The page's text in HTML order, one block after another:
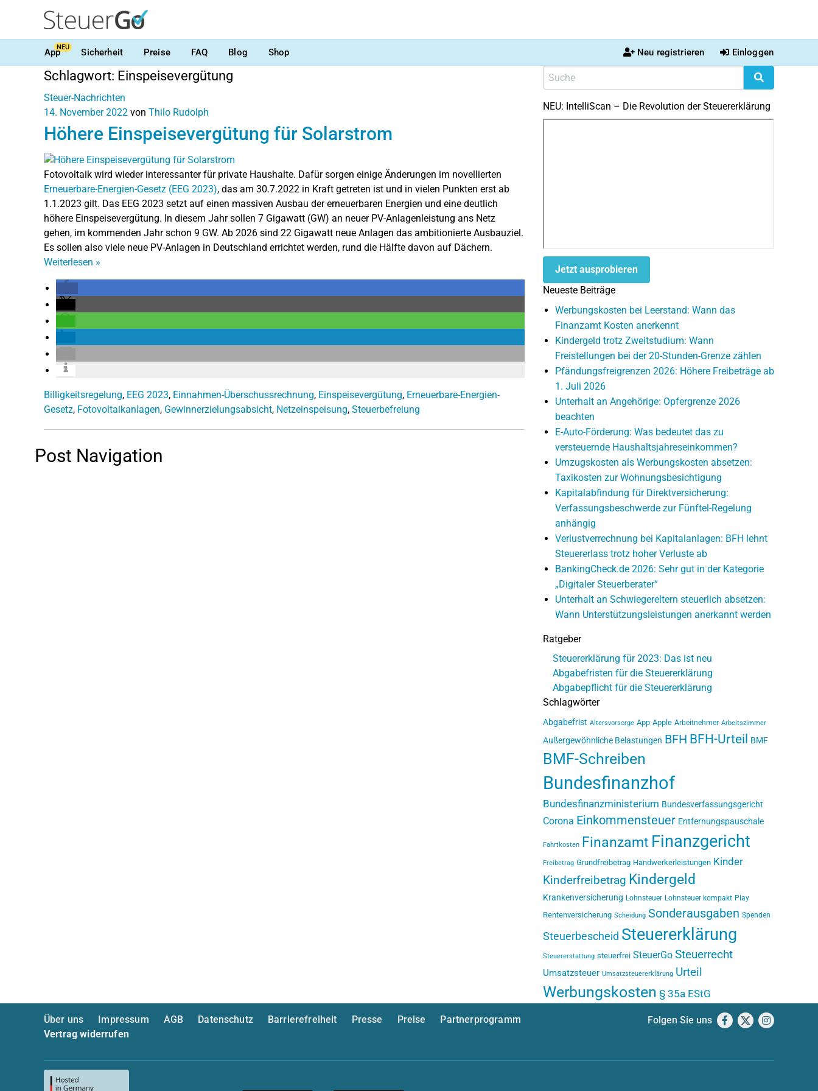
AppNEU Sicherheit Preise FAQ Blog Shop Neu registrieren Einloggen
Schlagwort: Einspeisevergütung
Steuer-Nachrichten
14. November 2022 von Thilo Rudolph
Höhere Einspeisevergütung für Solarstrom
Fotovoltaik wird wieder interessanter für private Haushalte. Dafür sorgen einige Änderungen im novellierten
Erneuerbare-Energien-Gesetz (EEG 2023), das am 30.7.2022 in Kraft getreten ist und in vielen Punkten erst ab
1.1.2023 gilt. Das EEG 2023 setzt auf einen massiven Ausbau der erneuerbaren Energien und eine deutlich
höhere Einspeisevergütung. In diesem Jahr sollen 7 Gigawatt (GW) an neuer PV-Anlagenleistung ans Netz
gehen, im kommenden Jahr schon 9 GW. Ab 2026 sind 22 Gigawatt neue Anlagen das ambitionierte Ausbauziel.
Es sollen also viele neue PV-Anlagen in Deutschland errichtet werden, rund die Hälfte davon auf Dächern.
Weiterlesen »
Billigkeitsregelung, EEG 2023, Einnahmen-Überschussrechnung, Einspeisevergütung, Erneuerbare-Energien-
Gesetz, Fotovoltaikanlagen, Gewinnerzielungsabsicht, Netzeinspeisung, Steuerbefreiung
Post Navigation
NEU: IntelliScan – Die Revolution der Steuererklärung
Jetzt ausprobieren
Neueste Beiträge
Werbungskosten bei Leerstand: Wann das
Finanzamt Kosten anerkennt
Kindergeld trotz Zweitstudium: Wann
Freistellungen bei der 20-Stunden-Grenze zählen
Pfändungsfreigrenzen 2026: Höhere Freibeträge ab
1. Juli 2026
Unterhalt an Angehörige: Opfergrenze 2026
beachten
E-Auto-Förderung: Was bedeutet das zu
versteuernde Haushaltsjahreseinkommen?
Umzugskosten als Werbungskosten absetzen:
Taxikosten zur Wohnungsbesichtigung
Kapitalabfindung für Direktversicherung:
Verfassungsbeschwerde zur Fünftel-Regelung
anhängig
Verlustverrechnung bei Kapitalanlagen: BFH lehnt
Steuererlass trotz hoher Verluste ab
BankingCheck.de 2026: Sehr gut in der Kategorie
„Digitaler Steuerberater“
Unterhalt an Schwiegereltern steuerlich absetzen:
Wann Unterstützungsleistungen anerkannt werden
Ratgeber
Steuererklärung für 2023: Das ist neu
Abgabefristen für die Steuererklärung
Abgabepflicht für die Steuererklärung
Schlagwörter
Abgabefrist Altersvorsorge App Apple Arbeitnehmer Arbeitszimmer
Außergewöhnliche Belastungen BFH BFH-Urteil BMF
BMF-Schreiben
Bundesfinanzhof
Bundesfinanzministerium Bundesverfassungsgericht
Corona Einkommensteuer Entfernungspauschale
Fahrtkosten Finanzamt Finanzgericht
Freibetrag Grundfreibetrag Handwerkerleistungen Kinder
Kinderfreibetrag Kindergeld
Krankenversicherung Lohnsteuer Lohnsteuer kompakt Play
Rentenversicherung Scheidung Sonderausgaben Spenden
Steuerbescheid Steuererklärung
Steuererstattung steuerfrei SteuerGo Steuerrecht
Umsatzsteuer Umsatzsteuererklärung Urteil
Werbungskosten § 35a EStG
Über uns Impressum AGB Datenschutz Barrierefreiheit Presse Preise
Partnerprogramm
Vertrag widerrufen
Folgen Sie uns Facebook
X Instagram